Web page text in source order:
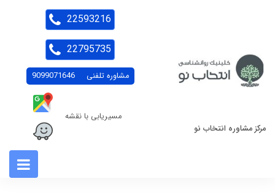
مرکز مشاوره انتخاب نو
مشاوره تلفنی 9099071646
مسیریابی با نقشه
22593216
22795735